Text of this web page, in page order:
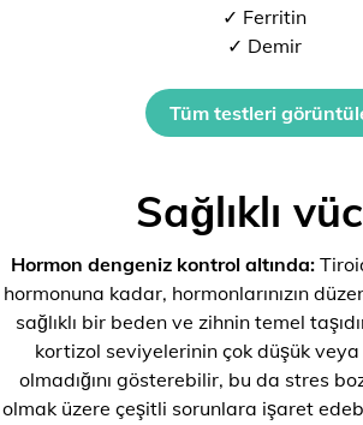
✓ Ferritin
✓ Demir
Tüm testleri
Sağlıklı
Hormon dengeniz kontrol altında:
hormonuna kadar, hormonlarınızın
sağlıklı bir beden ve zihnin temel
kortizol seviyelerinin çok düşük
olmadığını gösterebilir, bu da stres
olmak üzere çeşitli sorunlara işaret